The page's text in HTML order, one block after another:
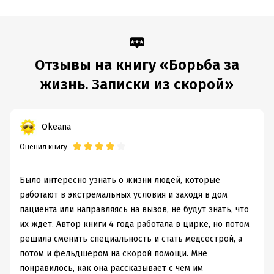
Михаил Перекалин
Время на чтение: 6 ч.
Отзывы на книгу «Борьба за
жизнь. Записки из скорой»
Okeana
Оценил книгу
Было интересно узнать о жизни людей, которые
работают в экстремальных условия и заходя в дом
пациента или направляясь на вызов, не будут знать, что
их ждет. Автор книги 4 года работала в цирке, но потом
решила сменить специальность и стать медсестрой, а
потом и фельдшером на скорой помощи. Мне
понравилось, как она рассказывает с чем им